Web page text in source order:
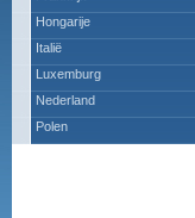
Hongarije
Italië
Luxemburg
Nederland
Polen